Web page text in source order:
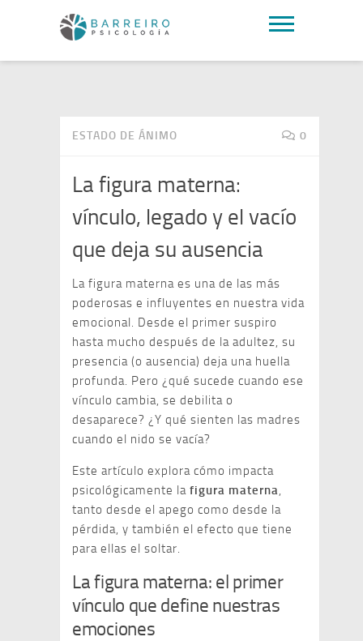
ESTADO DE ÁNIMO 0
La figura materna:
vínculo, legado y el vacío
que deja su ausencia
La figura materna es una de las más
poderosas e influyentes en nuestra vida
emocional. Desde el primer suspiro
hasta mucho después de la adultez, su
presencia (o ausencia) deja una huella
profunda. Pero ¿qué sucede cuando ese
vínculo cambia, se debilita o
desaparece? ¿Y qué sienten las madres
cuando el nido se vacía?
Este artículo explora cómo impacta
psicológicamente la figura materna,
tanto desde el apego como desde la
pérdida, y también el efecto que tiene
para ellas el soltar.
La figura materna: el primer
vínculo que define nuestras
emociones